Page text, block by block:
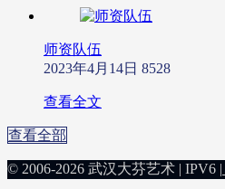
师资队伍
2023年4月14日 8528
查看全文
查看全部
© 2006-2026 武汉大芬艺术 | IPV6 |